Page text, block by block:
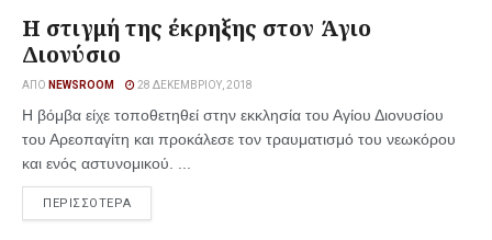
Η στιγμή της έκρηξης στον Άγιο
Διονύσιο
ΑΠΌ NEWSROOM 28 ΔΕΚΕΜΒΡΊΟΥ, 2018
Η βόμβα είχε τοποθετηθεί στην εκκλησία του Αγίου Διονυσίου
του Αρεοπαγίτη και προκάλεσε τον τραυματισμό του νεωκόρου
και ενός αστυνομικού. ...
ΠΕΡΙΣΣΟΤΕΡΑ